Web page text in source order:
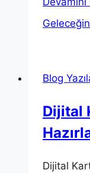
Blog
Dijital
Dijital